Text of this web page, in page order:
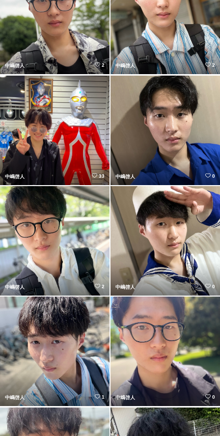
中嶋啓人 2 中嶋啓人 2
中嶋啓人 33 中嶋啓人 0
中嶋啓人 2 中嶋啓人 0
中嶋啓人 1 中嶋啓人 0